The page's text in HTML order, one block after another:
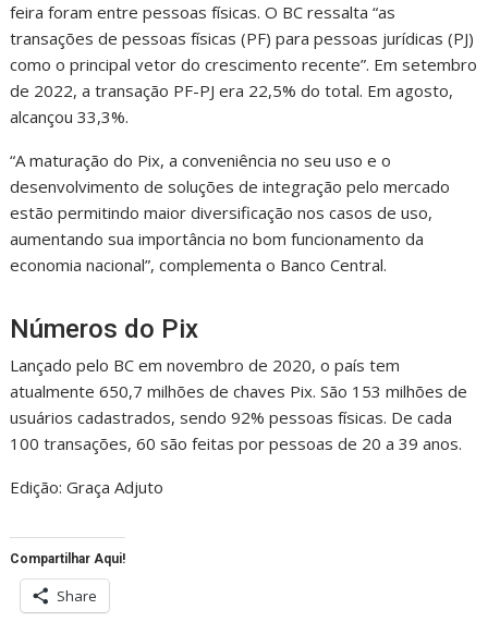
feira foram entre pessoas físicas. O BC ressalta “as
transações de pessoas físicas (PF) para pessoas jurídicas (PJ)
como o principal vetor do crescimento recente”. Em setembro
de 2022, a transação PF-PJ era 22,5% do total. Em agosto,
alcançou 33,3%.
“A maturação do Pix, a conveniência no seu uso e o
desenvolvimento de soluções de integração pelo mercado
estão permitindo maior diversificação nos casos de uso,
aumentando sua importância no bom funcionamento da
economia nacional”, complementa o Banco Central.
Números do Pix
Lançado pelo BC em novembro de 2020, o país tem
atualmente 650,7 milhões de chaves Pix. São 153 milhões de
usuários cadastrados, sendo 92% pessoas físicas. De cada
100 transações, 60 são feitas por pessoas de 20 a 39 anos.
Edição: Graça Adjuto
Compartilhar Aqui!
Share